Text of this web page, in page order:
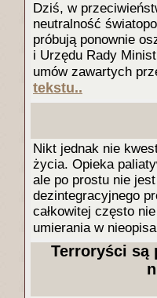
Dziś, w
neutralność
próbują ponownie
i Urzędu Rady
umów zawartych
tekstu..
Nikt jednak nie
życia. Opieka
ale po prostu nie
dezintegracyjnego
całkowitej często
umierania w
Terroryści są